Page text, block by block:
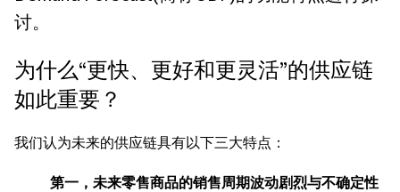
讨。
为什么“更快、更好和更灵活”的供应链
如此重要？
我们认为未来的供应链具有以下三大特点：
第一，未来零售商品的销售周期波动剧烈与不确定性